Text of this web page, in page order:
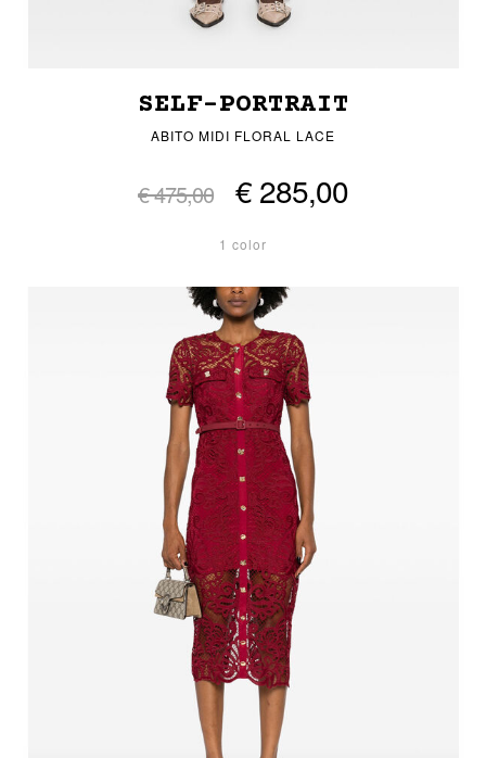
SELF-PORTRAIT
ABITO MIDI FLORAL LACE
€ 475,00 € 285,00
1 color